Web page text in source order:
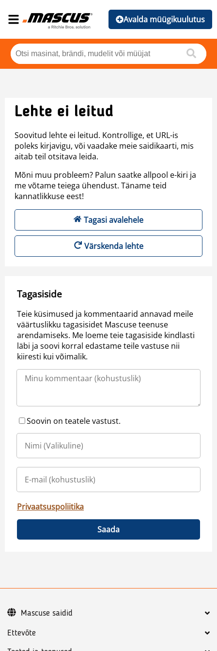
Avalda müügikuulutus
Lehte ei leitud
Soovitud lehte ei leitud. Kontrollige, et URL-is
poleks kirjavigu, või vaadake meie saidikaarti, mis
aitab teil otsitava leida.
Mõni muu probleem? Palun saatke allpool e-kiri ja
me võtame teiega ühendust. Täname teid
kannatlikkuse eest!
Tagasi avalehele
Värskenda lehte
Tagasiside
Teie küsimused ja kommentaarid annavad meile
väärtuslikku tagasisidet Mascuse teenuse
arendamiseks. Me loeme teie tagasiside kindlasti
läbi ja soovi korral edastame teile vastuse nii
kiiresti kui võimalik.
Soovin on teatele vastust.
Privaatsuspoliitika
Saada
Ettevõte
Mascuse saidid